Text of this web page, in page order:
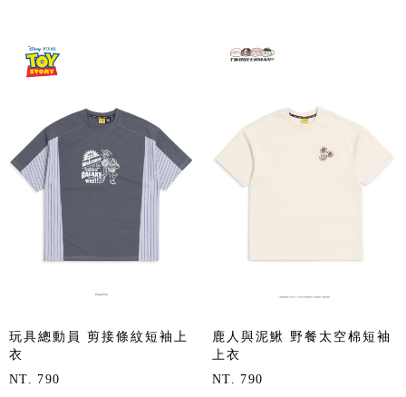
玩具總動員 剪接條紋短袖上
衣
NT. 790
鹿人與泥鰍 野餐太空棉短袖
上衣
NT. 790